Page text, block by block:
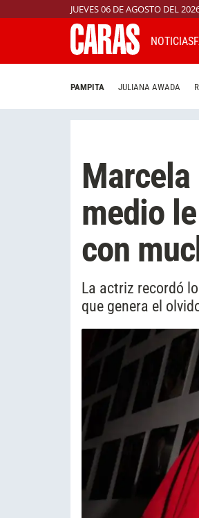
JUEVES 06 DE AGOSTO DEL
NOTICIAS
PAMPITA JULIANA AWADA
Marcela
medio
con
La actriz recordó
que genera el